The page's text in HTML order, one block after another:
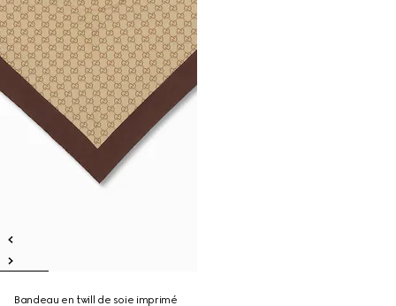
Bandeau en twill de soie imprimé